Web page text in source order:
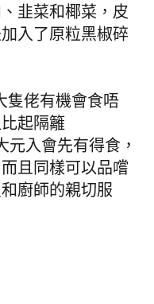
韭菜和椰菜，皮
入了原粒黑椒碎
隻佬有機會食唔
起隔籬
元入會先有得食，
且同樣可以品嚐
廚師的親切服